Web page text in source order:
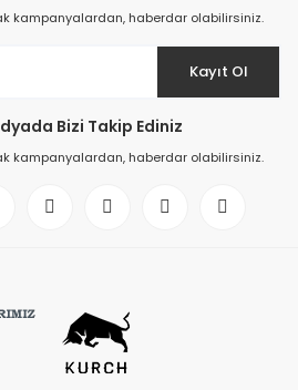
kampanyalardan, haberdar olabilirsiniz.
Kayıt Ol
Bizi Takip Ediniz
kampanyalardan, haberdar olabilirsiniz.